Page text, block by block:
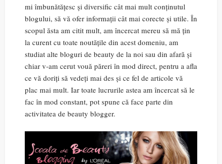
mi îmbunătățesc și diversific cât mai mult conținutul
blogului, să vă ofer informații cât mai corecte și utile. În
scopul ăsta am citit mult, am încercat mereu să mă țin
la curent cu toate noutățile din acest domeniu, am
studiat alte bloguri de beauty de la noi sau din afară și
chiar v-am cerut vouă păreri în mod direct, pentru a afla
ce vă doriți să vedeți mai des și ce fel de articole vă
plac mai mult. Iar toate lucrurile astea am încercat să le
fac în mod constant, pot spune că face parte din
activitatea de beauty blogger.